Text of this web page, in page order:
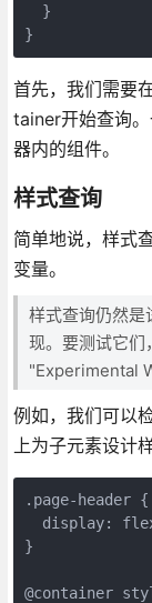
  }
}
首先，我们需要
tainer开始查询
器内的组件。
样式查询
简单地说，样式
变量。
样式查询仍然
现。要测试它
"Experimental
例如，我们可以
上为子元素设计
.page-header {
display:
}
@container